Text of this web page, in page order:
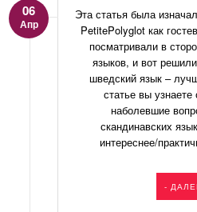
06
Апр
Эта статья была
PetitePolyglot как
посматривали в
языков, и вот
шведский язык –
статье вы
наболевшие
скандинавских
интереснее/
-